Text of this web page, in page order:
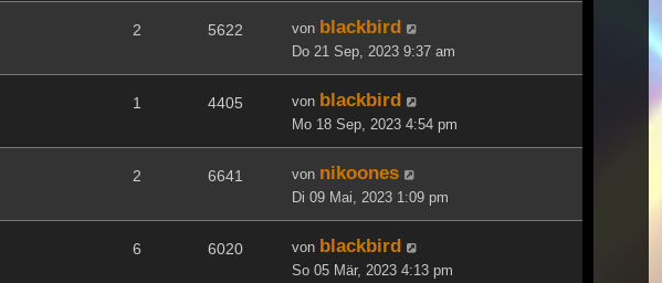
2 5622 von blackbird
Do 21 Sep, 2023 9:37 am
1 4405 von blackbird
Mo 18 Sep, 2023 4:54 pm
2 6641 von nikoones
Di 09 Mai, 2023 1:09 pm
6 6020 von blackbird
So 05 Mär, 2023 4:13 pm